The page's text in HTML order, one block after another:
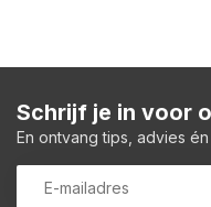
Schrijf je in voor
En ontvang tips, advies